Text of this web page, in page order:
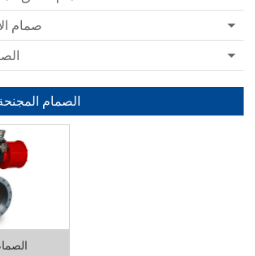
> صمام
>
الصمام